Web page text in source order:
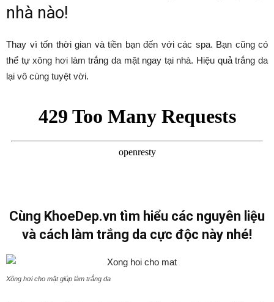
nhà nào!
Thay vì tốn thời gian và tiền bạn đến với các spa. Bạn cũng có
thể tự xông hơi làm trắng da mặt ngay tại nhà. Hiệu quả trắng da
lại vô cùng tuyệt vời.
Cùng KhoeDep.vn tìm hiểu các nguyên liệu
và cách làm trắng da cực độc này nhé!
Xông hơi cho mặt giúp làm trắng da